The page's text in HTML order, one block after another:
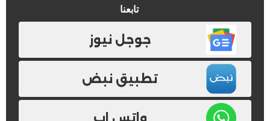
تابعنا
جوجل نيوز
تطبيق نبض
واتس اب